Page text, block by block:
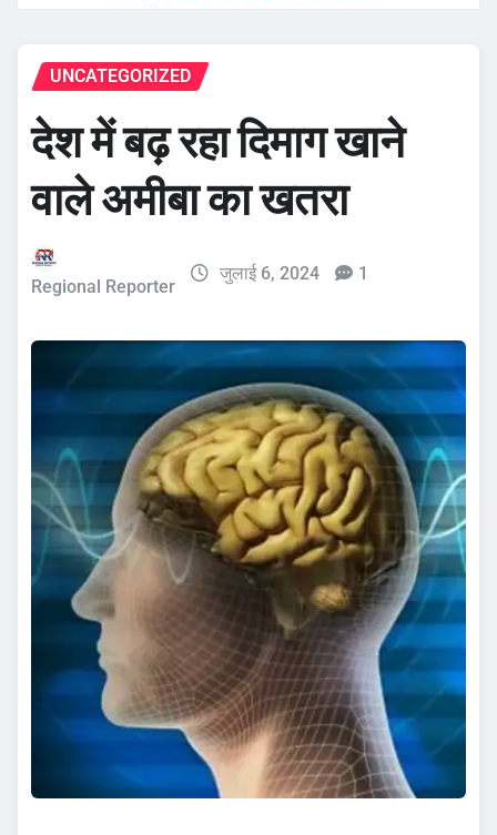
UNCATEGORIZED
देश में बढ़ रहा दिमाग खाने
वाले अमीबा का खतरा
Regional Reporter
जुलाई 6, 2024 1